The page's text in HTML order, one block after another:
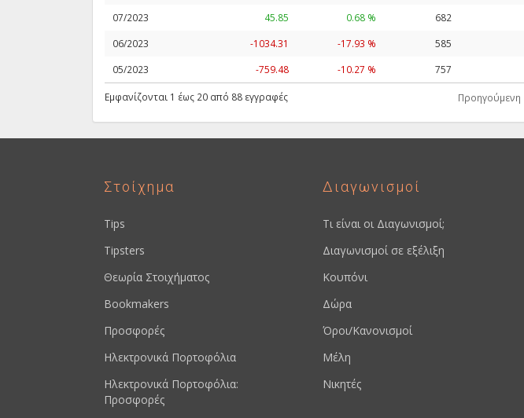
07/2023 45.85 0.68 % 682
06/2023 -1034.31 -17.93 % 585
05/2023 -759.48 -10.27 % 757
Εμφανίζονται 1 έως 20 από 88 εγγραφές Προηγούμενη
Στοίχημα
Tips
Tipsters
Θεωρία Στοιχήματος
Bookmakers
Προσφορές
Ηλεκτρονικά Πορτοφόλια
Ηλεκτρονικά Πορτοφόλια:
Προσφορές
Διαγωνισμοί
Τι είναι οι Διαγωνισμοί;
Διαγωνισμοί σε εξέλιξη
Κουπόνι
Δώρα
Όροι/Κανονισμοί
Μέλη
Νικητές